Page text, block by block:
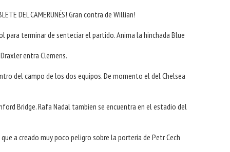
DEL CAMERUNÉS! Gran contra de Willian!
para terminar de senteciar el partido. Anima la hinchada Blue
entra Clemens.
del campo de los dos equipos. De momento el del Chelsea
Bridge. Rafa Nadal tambien se encuentra en el estadio del
a creado muy poco peligro sobre la porteria de Petr Cech